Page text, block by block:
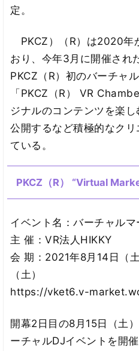
定。
PKCZ）（R）は2020年
おり、今年3月に開催さ
PKCZ（R）初のバーチャ
「PKCZ（R） VR
ジナルのコンテンツを楽
公開するなど積極的なク
ている。
PKCZ（R） “Virtual
イベント名：バーチャル
主 催：VR法人HIKKY
会 期：2021年8月14日（
（土）
https://vket6.v-
開幕2日目の8月15日（土
ーチャルDJイベントを開催